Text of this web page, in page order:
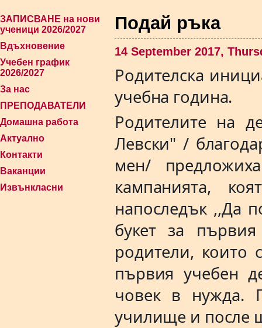
ЗАПИСВАНЕ на нови
ученици 2026/2027
Вдъхновение
Учебен график
2026/2027
За нас
ПРЕПОДАВАТЕЛИ
Домашна работа
Актуално
Контакти
Ваканции
Извънкласни
Подай ръка
14 September 2017,
Родителска
учебна година.
Родителите на
Левски" /
мен/
кампанията,
напоследък ,,Да
букет за
родители, които
първия учебен
човекв нужда.
училище и после